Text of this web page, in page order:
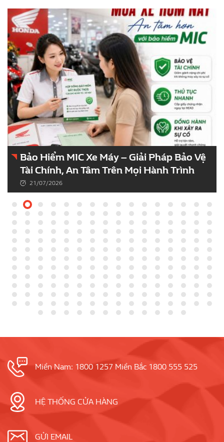
Bảo Hiểm MIC Xe Máy – Giải Pháp Bảo Vệ
Tài Chính, An Tâm Trên Mọi Hành Trình
21/07/2026
Miền Nam: 1800 1257 Miền Bắc 1800 555 525
HỆ THỐNG CỬA HÀNG
GỬI EMAIL